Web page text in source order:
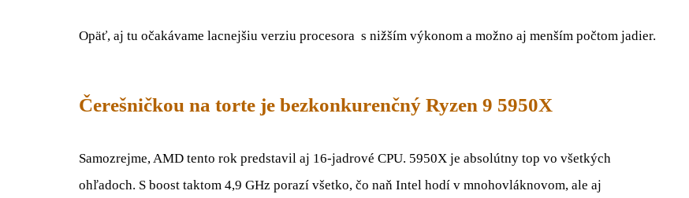
Opäť, aj tu očakávame lacnejšiu verziu procesora s nižším výkonom a možno aj menším počtom jadier.
Čerešničkou na torte je bezkonkurenčný Ryzen 9 5950X
Samozrejme, AMD tento rok predstavil aj 16-jadrové CPU. 5950X je absolútny top vo všetkých
ohľadoch. S boost taktom 4,9 GHz porazí všetko, čo naň Intel hodí v mnohovláknovom, ale aj